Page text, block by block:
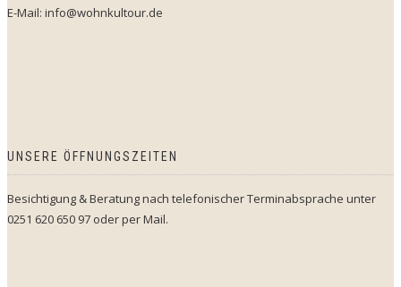
E-Mail: info@wohnkultour.de
UNSERE ÖFFNUNGSZEITEN
Besichtigung & Beratung nach telefonischer Terminabsprache unter
0251 620 650 97 oder per Mail.